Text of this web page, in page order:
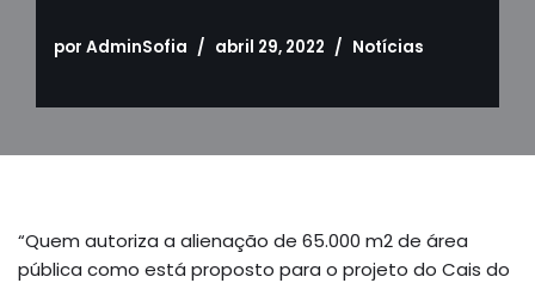
por AdminSofia abril 29, 2022 Notícias
“Quem autoriza a alienação de 65.000 m2 de área
pública como está proposto para o projeto do Cais do